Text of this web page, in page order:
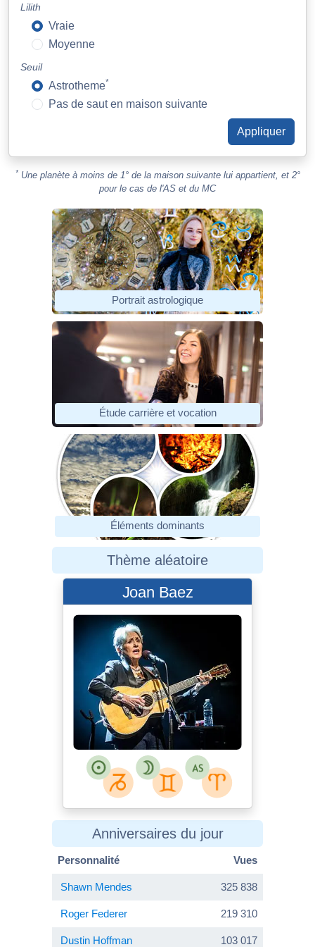
Lilith
Vraie
Moyenne
Seuil
Astrotheme*
Pas de saut en maison suivante
*Une planète à moins de 1° de la maison suivante lui appartient, et 2°
pour le cas de l'AS et du MC
Portrait astrologique
Étude carrière et vocation
Éléments dominants
Thème aléatoire
Joan Baez
Anniversaires du jour
Personnalité Vues
Shawn Mendes 325 838
Roger Federer 219 310
Dustin Hoffman 103 017